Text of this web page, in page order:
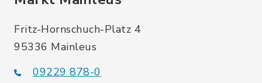
Fritz-Hornschuch-Platz 4
95336 Mainleus
09229 878-0